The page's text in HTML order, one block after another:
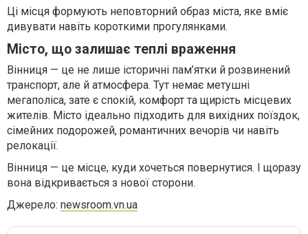
Ці місця формують неповторний образ міста, яке вміє
дивувати навіть короткими прогулянками.
Місто, що залишає теплі враження
Вінниця — це не лише історичні пам’ятки й розвинений
транспорт, але й атмосфера. Тут немає метушні
мегаполіса, зате є спокій, комфорт та щирість місцевих
жителів. Місто ідеально підходить для вихідних поїздок,
сімейних подорожей, романтичних вечорів чи навіть
релокації.
Вінниця — це місце, куди хочеться повернутися. І щоразу
вона відкривається з нової сторони.
Джерело: newsroom.vn.ua